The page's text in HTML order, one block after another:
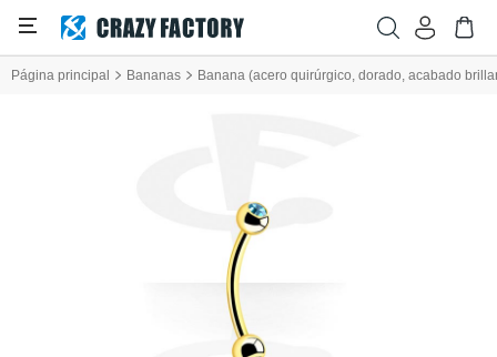
Página principal Bananas Banana (acero quirúrgico, dorado, acabado